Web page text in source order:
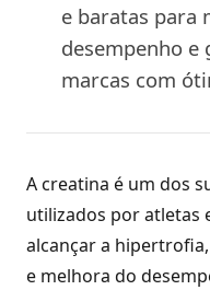
e baratas para
desempenho e
marcas com
A creatina é um dos
utilizados por atletas
alcançar a
e melhora do